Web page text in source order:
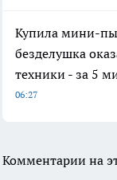
Купила мини-
безделушка
техники - за 5
06:27
Комментарии на